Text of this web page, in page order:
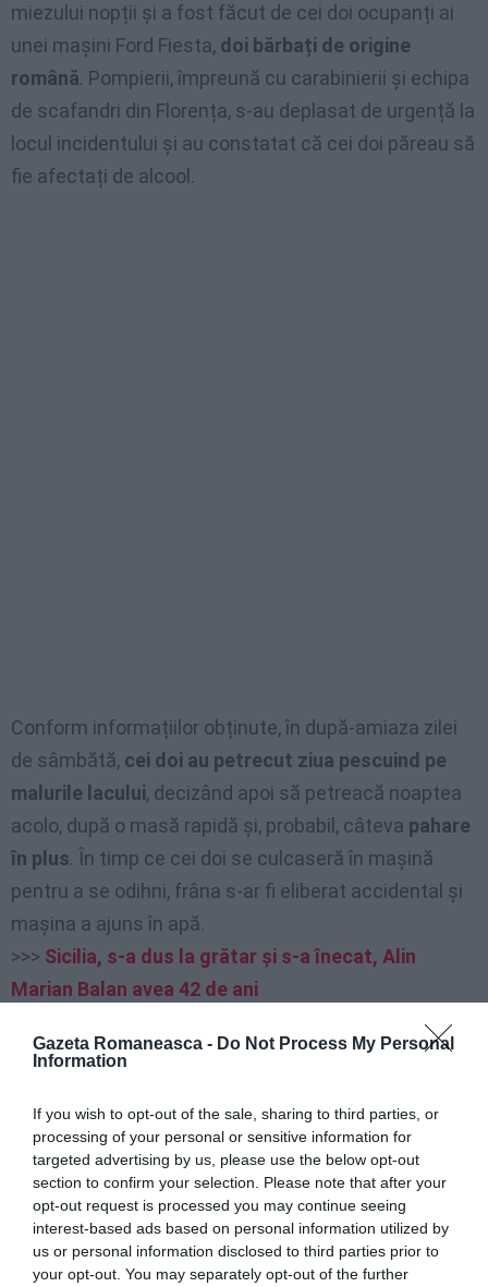
Gazeta Romaneasca - Do Not Process My Personal
Information
If you wish to opt-out of the sale, sharing to third parties, or
processing of your personal or sensitive information for
targeted advertising by us, please use the below opt-out
section to confirm your selection. Please note that after your
opt-out request is processed you may continue seeing
interest-based ads based on personal information utilized by
us or personal information disclosed to third parties prior to
your opt-out. You may separately opt-out of the further
miezului nopții și a fost făcut de cei doi ocupanți ai
unei mașini Ford Fiesta, doi bărbați de origine
română. Pompierii, împreună cu carabinierii și echipa
de scafandri din Florența, s-au deplasat de urgență la
locul incidentului și au constatat că cei doi păreau să
fie afectați de alcool.
Conform informațiilor obținute, în după-amiaza zilei
de sâmbătă, cei doi au petrecut ziua pescuind pe
malurile lacului, decizând apoi să petreacă noaptea
acolo, după o masă rapidă și, probabil, câteva pahare
în plus. În timp ce cei doi se culcaseră în mașină
pentru a se odihni, frâna s-ar fi eliberat accidental și
mașina a ajuns în apă.
>>> Sicilia, s-a dus la grătar și s-a înecat, Alin
Marian Balan avea 42 de ani
Au ieșit la timp din mașină
Norocul a făcut că ocupanțiiau reușit să iasă la timp
din mașină și să se salveze. Pompierii, pentru a se
asigura că nu a rămas nimeni în interiorul mașinii,au
verificat întreaga zonă din jurul laculuipe tot
parcursul nopții și, în cele din urmă, au recuperat
mașina scufundată puțin înainte de răsăritul soarelui,